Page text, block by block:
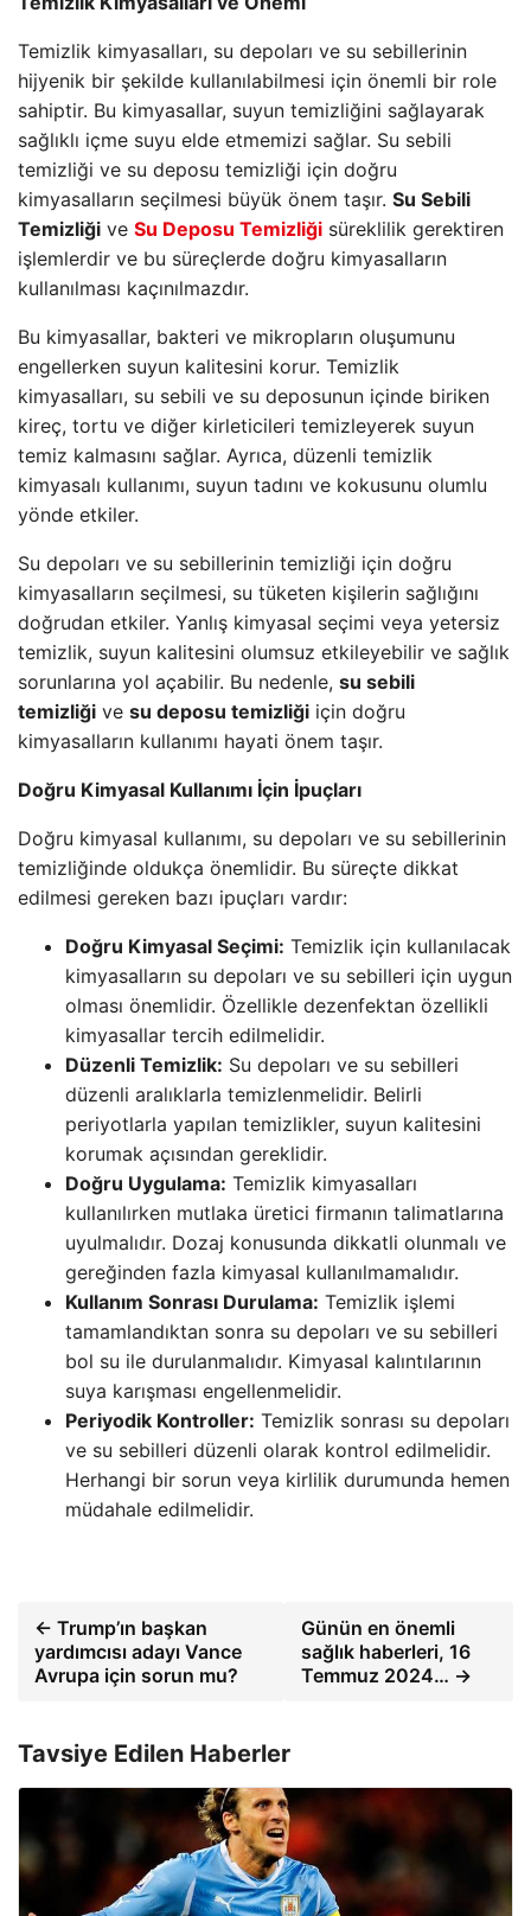
Temizlik kimyasalları, su depoları ve su sebillerinin
hijyenik bir şekilde kullanılabilmesi için önemli bir role
sahiptir. Bu kimyasallar, suyun temizliğini sağlayarak
sağlıklı içme suyu elde etmemizi sağlar. Su sebili
temizliği ve su deposu temizliği için doğru
kimyasalların seçilmesi büyük önem taşır. Su Sebili
Temizliği ve Su Deposu Temizliği süreklilik gerektiren
işlemlerdir ve bu süreçlerde doğru kimyasalların
kullanılması kaçınılmazdır.
Bu kimyasallar, bakteri ve mikropların oluşumunu
engellerken suyun kalitesini korur. Temizlik
kimyasalları, su sebili ve su deposunun içinde biriken
kireç, tortu ve diğer kirleticileri temizleyerek suyun
temiz kalmasını sağlar. Ayrıca, düzenli temizlik
kimyasalı kullanımı, suyun tadını ve kokusunu olumlu
yönde etkiler.
Su depoları ve su sebillerinin temizliği için doğru
kimyasalların seçilmesi, su tüketen kişilerin sağlığını
doğrudan etkiler. Yanlış kimyasal seçimi veya yetersiz
temizlik, suyun kalitesini olumsuz etkileyebilir ve sağlık
sorunlarına yol açabilir. Bu nedenle, su sebili
temizliği ve su deposu temizliği için doğru
kimyasalların kullanımı hayati önem taşır.
Doğru Kimyasal Kullanımı İçin İpuçları
Doğru kimyasal kullanımı, su depoları ve su sebillerinin
temizliğinde oldukça önemlidir. Bu süreçte dikkat
edilmesi gereken bazı ipuçları vardır:
Doğru Kimyasal Seçimi: Temizlik için kullanılacak
kimyasalların su depoları ve su sebilleri için uygun
olması önemlidir. Özellikle dezenfektan özellikli
kimyasallar tercih edilmelidir.
Düzenli Temizlik: Su depoları ve su sebilleri
düzenli aralıklarla temizlenmelidir. Belirli
periyotlarla yapılan temizlikler, suyun kalitesini
korumak açısından gereklidir.
Doğru Uygulama: Temizlik kimyasalları
kullanılırken mutlaka üretici firmanın talimatlarına
uyulmalıdır. Dozaj konusunda dikkatli olunmalı ve
gereğinden fazla kimyasal kullanılmamalıdır.
Kullanım Sonrası Durulama: Temizlik işlemi
tamamlandıktan sonra su depoları ve su sebilleri
bol su ile durulanmalıdır. Kimyasal kalıntılarının
suya karışması engellenmelidir.
Periyodik Kontroller: Temizlik sonrası su depoları
ve su sebilleri düzenli olarak kontrol edilmelidir.
Herhangi bir sorun veya kirlilik durumunda hemen
müdahale edilmelidir.
← Trump’ın başkan
yardımcısı adayı Vance
Avrupa için sorun mu?
Günün en önemli
sağlık haberleri, 16
Temmuz 2024… →
Tavsiye Edilen Haberler